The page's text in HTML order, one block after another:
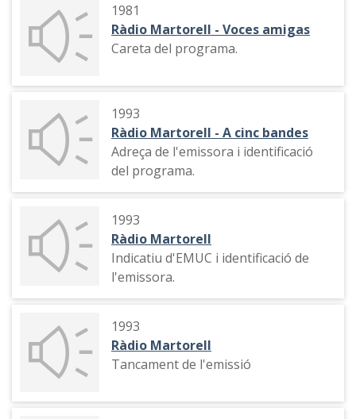
1981
Ràdio Martorell - Voces amigas
Careta del programa.
1993
Ràdio Martorell - A cinc bandes
Adreça de l'emissora i identificació
del programa.
1993
Ràdio Martorell
Indicatiu d'EMUC i identificació de
l'emissora.
1993
Ràdio Martorell
Tancament de l'emissió